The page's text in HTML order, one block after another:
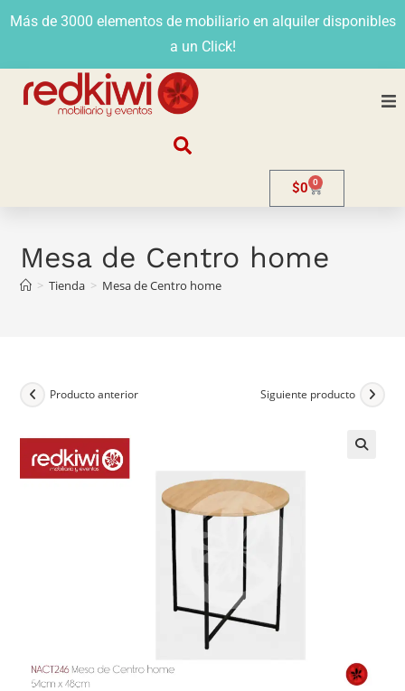
Más de 3000 elementos de mobiliario en alquiler disponibles
a un Click!
Venta
Contacto
$0 0
Mesa de Centro home
> Tienda > Mesa de Centro home
Producto anterior Siguiente producto